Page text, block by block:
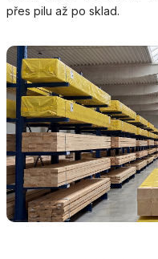
přes pilu až po sklad.